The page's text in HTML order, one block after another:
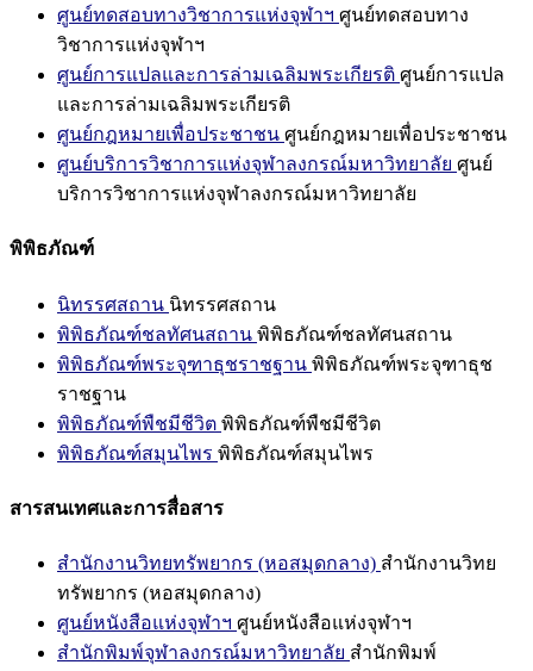
ศูนย์ทดสอบทางวิชาการแห่งจุฬาฯ ศูนย์ทดสอบทาง
วิชาการแห่งจุฬาฯ
ศูนย์การแปลและการล่ามเฉลิมพระเกียรติ ศูนย์การแปล
และการล่ามเฉลิมพระเกียรติ
ศูนย์กฎหมายเพื่อประชาชน ศูนย์กฎหมายเพื่อประชาชน
ศูนย์บริการวิชาการแห่งจุฬาลงกรณ์มหาวิทยาลัย ศูนย์
บริการวิชาการแห่งจุฬาลงกรณ์มหาวิทยาลัย
พิพิธภัณฑ์
นิทรรศสถาน นิทรรศสถาน
พิพิธภัณฑ์ชลทัศนสถาน พิพิธภัณฑ์ชลทัศนสถาน
พิพิธภัณฑ์พระจุฑาธุชราชฐาน พิพิธภัณฑ์พระจุฑาธุช
ราชฐาน
พิพิธภัณฑ์พืชมีชีวิต พิพิธภัณฑ์พืชมีชีวิต
พิพิธภัณฑ์สมุนไพร พิพิธภัณฑ์สมุนไพร
สารสนเทศและการสื่อสาร
สำนักงานวิทยทรัพยากร (หอสมุดกลาง) สำนักงานวิทย
ทรัพยากร (หอสมุดกลาง)
ศูนย์หนังสือแห่งจุฬาฯ ศูนย์หนังสือแห่งจุฬาฯ
สำนักพิมพ์จุฬาลงกรณ์มหาวิทยาลัย สำนักพิมพ์